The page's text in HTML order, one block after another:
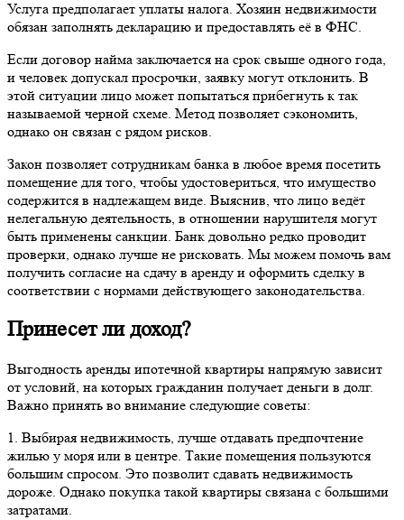
Услуга предполагает уплаты налога. Хозяин недвижимости
обязан заполнять декларацию и предоставлять её в ФНС.
Если договор найма заключается на срок свыше одного года,
и человек допускал просрочки, заявку могут отклонить. В
этой ситуации лицо может попытаться прибегнуть к так
называемой черной схеме. Метод позволяет сэкономить,
однако он связан с рядом рисков.
Закон позволяет сотрудникам банка в любое время посетить
помещение для того, чтобы удостовериться, что имущество
содержится в надлежащем виде. Выяснив, что лицо ведёт
нелегальную деятельность, в отношении нарушителя могут
быть применены санкции. Банк довольно редко проводит
проверки, однако лучше не рисковать. Мы можем помочь вам
получить согласие на сдачу в аренду и оформить сделку в
соответствии с нормами действующего законодательства.
Принесет ли доход?
Выгодность аренды ипотечной квартиры напрямую зависит
от условий, на которых гражданин получает деньги в долг.
Важно принять во внимание следующие советы:
1. Выбирая недвижимость, лучше отдавать предпочтение
жилью у моря или в центре. Такие помещения пользуются
большим спросом. Это позволит сдавать недвижимость
дороже. Однако покупка такой квартиры связана с большими
затратами.